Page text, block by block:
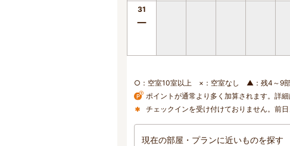
31
ー
○：空室10室以上 ×：空室なし ▲：残4～9
ポイントが通常より多く加算されます。詳
チェックインを受け付けておりません。前
現在の部屋・プランに近いものを探す